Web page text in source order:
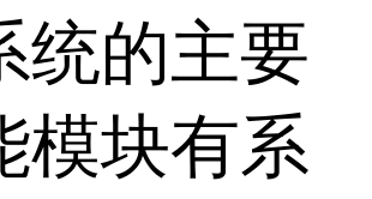
统的主要
模块有系